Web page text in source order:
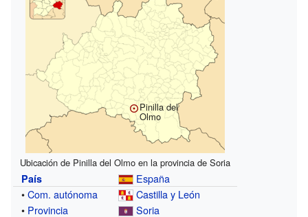
Pinilla del
Olmo
Ubicación de Pinilla del Olmo en la provincia de Soria
País
España
•Com. autónoma
Castilla y León
• Provincia
Soria